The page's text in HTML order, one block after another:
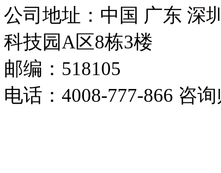
公司地址：中国 广东 深
科技园A区8栋3楼
邮编：518105
电话：4008-777-866 咨